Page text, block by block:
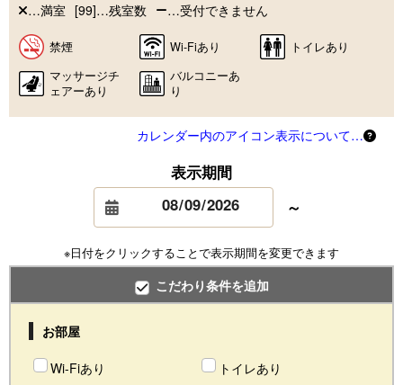
…満室 [99]…残室数 …受付できません
禁煙 Wi-Fiあり
トイレあり
マッサージチ
ェアーあり
バルコニーあ
り
カレンダー内のアイコン表示について…
表示期間
～
※日付をクリックすることで表示期間を変更できます
こだわり条件を追加
お部屋
Wi-Fiあり
トイレあり